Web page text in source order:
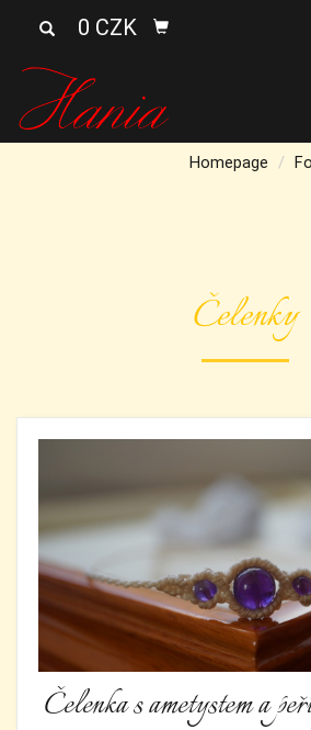
0 CZK
Homepage
Čelenky
Čelenka s ametystem a